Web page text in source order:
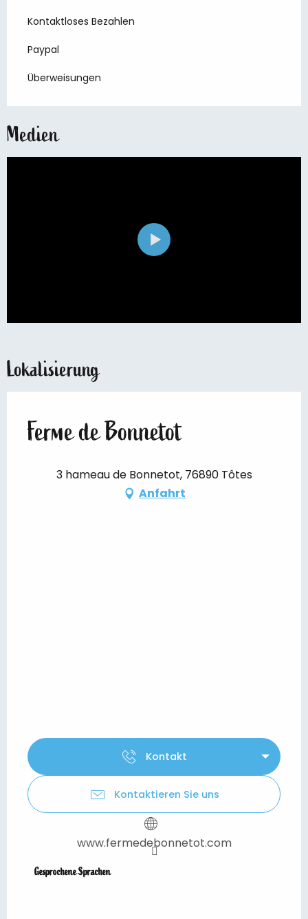
Kontaktloses Bezahlen
Paypal
Überweisungen
Medien
Lokalisierung
Ferme de Bonnetot
3 hameau de Bonnetot, 76890 Tôtes
Anfahrt
Kontakt
Kontaktieren Sie uns
www.fermedebonnetot.com
Gesprochene Sprachen
Gesprochene Sprachen